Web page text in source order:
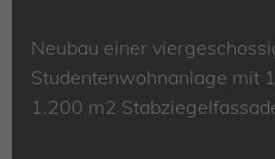
Neubau einer
Studentenwohnanlage mit
1.200 m2